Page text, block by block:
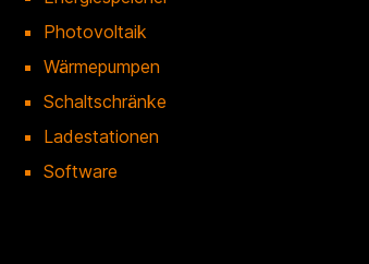
Photovoltaik
Wärmepumpen
Schaltschränke
Ladestationen
Software